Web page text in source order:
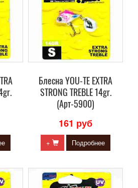
Блесна YOU-TE EXTRA
STRONG TREBLE 14gr.
(Арт-5900)
161 руб
+ Подробнее